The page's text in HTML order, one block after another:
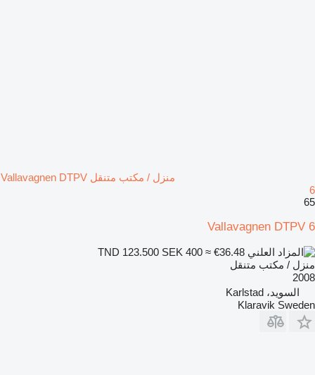
منزل / مكتب متنقل Vallavagnen DTPV
6
65
Vallavagnen DTPV 6
SEK 400 ≈ €36.48
منزل / مكتب متنقل
2008
السويد، Karlstad
Klaravik Sweden